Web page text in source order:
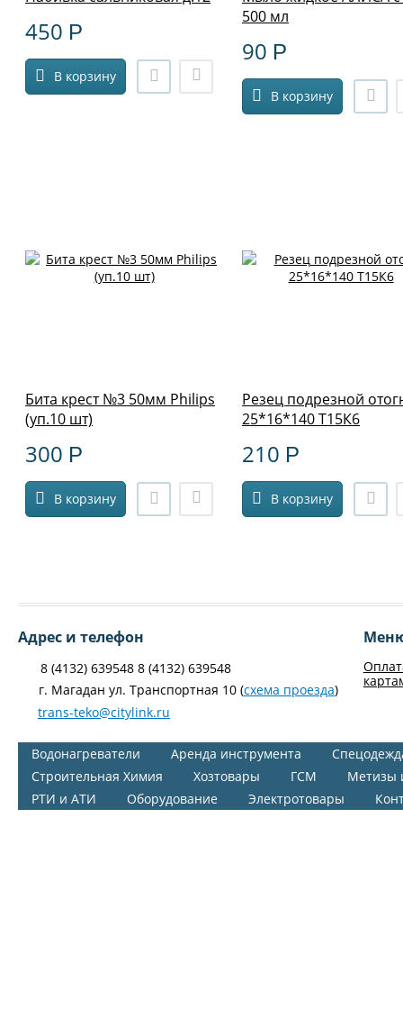
450 Р
В корзину
500 мл
90 Р
В корзину
Бита крест №3 50мм Philips
(уп.10 шт)
300 Р
В корзину
Резец подрезной
25*16*140 Т15К6
210 Р
В корзину
Адрес и телефон
8 (4132) 639548 8 (4132) 639548
г. Магадан ул. Транспортная 10 (схема проезда)
trans-teko@citylink.ru
Водонагреватели Аренда инструмента
Строительная Химия
Хозтовары ГСМ
Метизы
РТИ и АТИ
Оборудование Электротовары